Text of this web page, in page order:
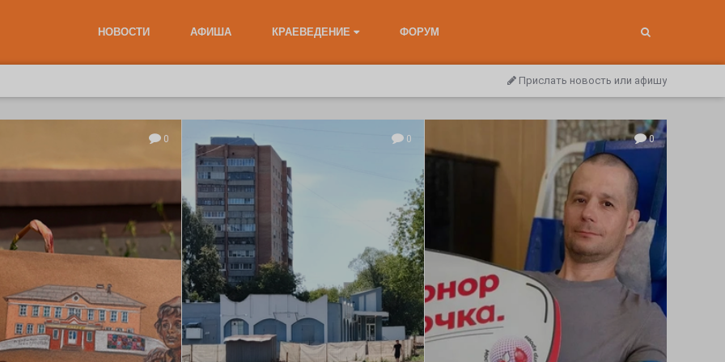
НОВОСТИ АФИША КРАЕВЕДЕНИЕ ФОРУМ
Прислать новость или афишу
0 0 0